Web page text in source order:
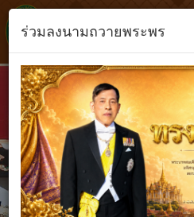
Previous
ร่วมลงนามถวายพระพร